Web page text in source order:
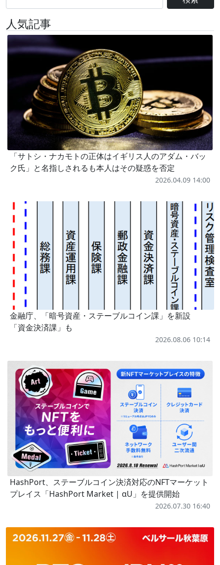
人気記事
「サトシ・ナカモトの正体はイギリス人のアダム・バッ
ク氏」と名指しされるも本人はその疑惑を否定
2026.04.09 14:00
金融庁、「暗号資産・ステーブルコイン課」を新設
「資金決済課」も
2026.08.06 10:14
HashPort、ステーブルコイン決済対応のNFTマーケット
プレイス「HashPort Market | αU」を提供開始
2026.07.30 16:40